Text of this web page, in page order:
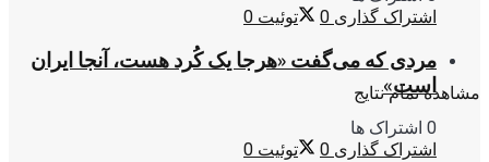
مشاهده تمام نتایج
اشتراک گذاری 0 توئیت 0
مردی که می‌گفت «هرجا یک کُرد هست، آنجا ایران
است»
0 اشتراک ها
اشتراک گذاری 0 توئیت 0